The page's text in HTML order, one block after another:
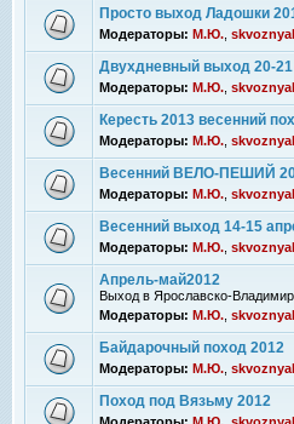
Просто выход Ладошки
Модераторы: М.Ю.
Двухдневный выход 20-21
Модераторы: М.Ю.
Кересть 2013 весенний
Модераторы: М.Ю.
Весенний ВЕЛО-ПЕШИЙ
Модераторы: М.Ю.
Весенний выход 14-15
Модераторы: М.Ю.
Апрель-май2012
Выход в Ярославско-
Модераторы: М.Ю.
Байдарочный поход 2012
Модераторы: М.Ю.
Поход под Вязьму 2012